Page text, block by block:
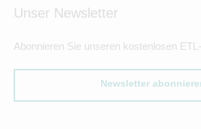
Unser Newsletter
Abonnieren Sie unseren kostenlosen
Newsletter